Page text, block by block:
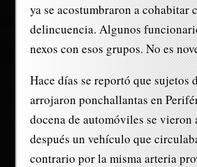
ya se acostumbraron a cohabitar
delincuencia. Algunos
nexos con esos grupos. No es
Hace días se reportó que sujetos
arrojaron ponchallantas en
docena de automóviles se vieron
después un vehículo que
contrario por la misma arteria